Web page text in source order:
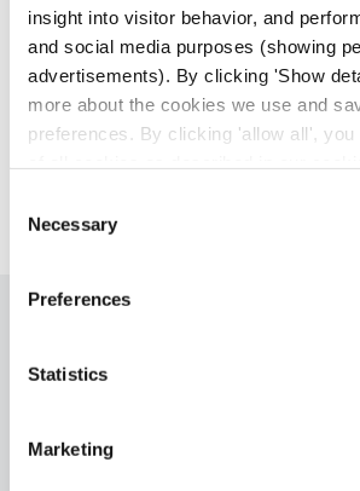
insight into visitor behavior, and
and social media purposes (showing
advertisements). By clicking 'Show
more about the cookies we use and
preferences. By clicking 'allow all', you
Selection
Necessary
Preferences
Statistics
Marketing
Wir bringen dir alles bei.
Weiterbildungsmöglichkeiten und
anpacken. Was du noch nicht
Lokaler Job, europäisches
arbeitest in deinem eigenen
Fahrdistanz von zuhause. Hinter
Boels, join our
Eine Großbaustelle, ein
Terrasse im Garten deines